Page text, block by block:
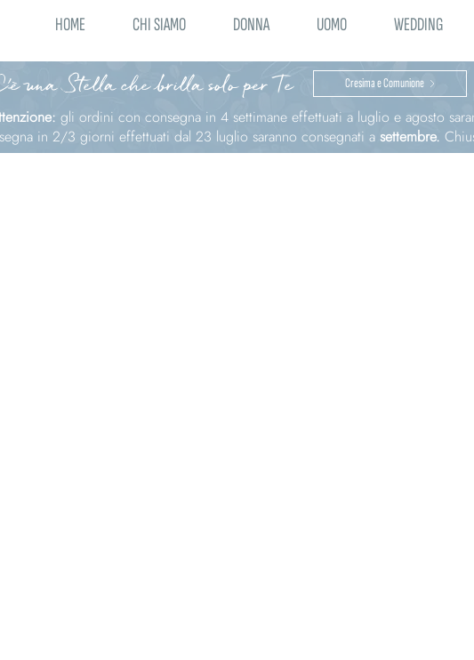
HOME CHI SIAMO DONNA UOMO WEDDING
una Stella che brilla solo per Te Cresima e Comunione
gli ordini con consegna in 4 settimane effettuati a luglio e agosto
in 2/3 giorni effettuati dal 23 luglio saranno consegnati a settembre.